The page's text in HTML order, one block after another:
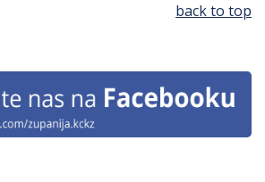
back to top